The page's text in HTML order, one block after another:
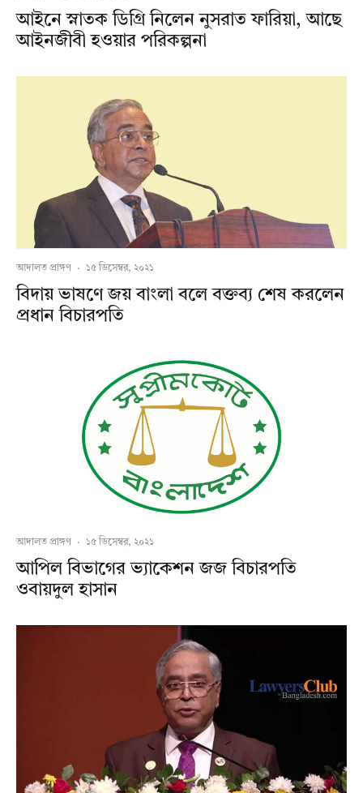
আইনে স্নাতক ডিগ্রি নিলেন নুসরাত ফারিয়া, আছে
আইনজীবী হওয়ার পরিকল্পনা
আদালত প্রাঙ্গণ · ১৫ ডিসেম্বর, ২০২১
বিদায় ভাষণে জয় বাংলা বলে বক্তব্য শেষ করলেন
প্রধান বিচারপতি
আদালত প্রাঙ্গণ · ১৫ ডিসেম্বর, ২০২১
আপিল বিভাগের ভ্যাকেশন জজ বিচারপতি
ওবায়দুল হাসান